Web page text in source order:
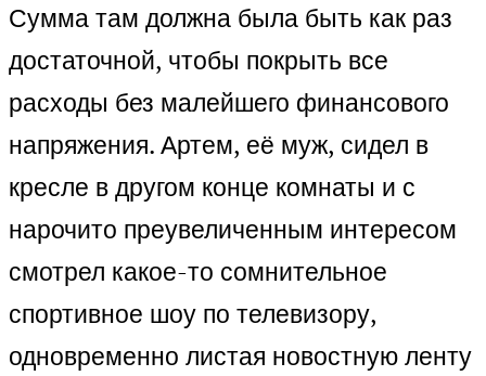
Сумма там должна была быть как раз
достаточной, чтобы покрыть все
расходы без малейшего финансового
напряжения. Артем, её муж, сидел в
кресле в другом конце комнаты и с
нарочито преувеличенным интересом
смотрел какое-то сомнительное
спортивное шоу по телевизору,
одновременно листая новостную ленту